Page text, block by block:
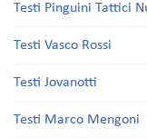
Testi Pinguini Tattici
Testi Vasco Rossi
Testi Jovanotti
Testi Marco Mengoni